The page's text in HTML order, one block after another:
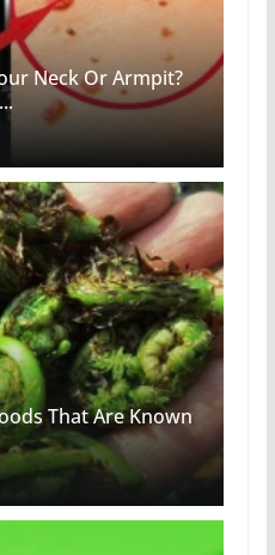
Neck Or Armpit?
That Are Known